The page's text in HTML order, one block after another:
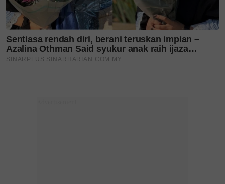
untuk info dan kisah penuh inspirasi
Jangan lupa dapatkan promosi istimewa MAKANAN
KUCING TOMKRAFyang kini sudah berada di 37
cawangan KK Super Mart terpilih di Shah Alam atau beli
secara online di platformShopee Karangkraf Mall